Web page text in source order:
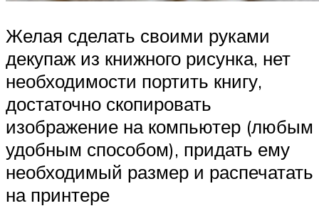
Желая сделать своими руками
декупаж из книжного рисунка, нет
необходимости портить книгу,
достаточно скопировать
изображение на компьютер (любым
удобным способом), придать ему
необходимый размер и распечатать
на принтере